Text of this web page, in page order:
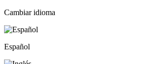
Cambiar idioma
Español